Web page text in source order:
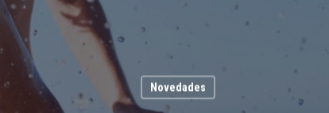
Novedades